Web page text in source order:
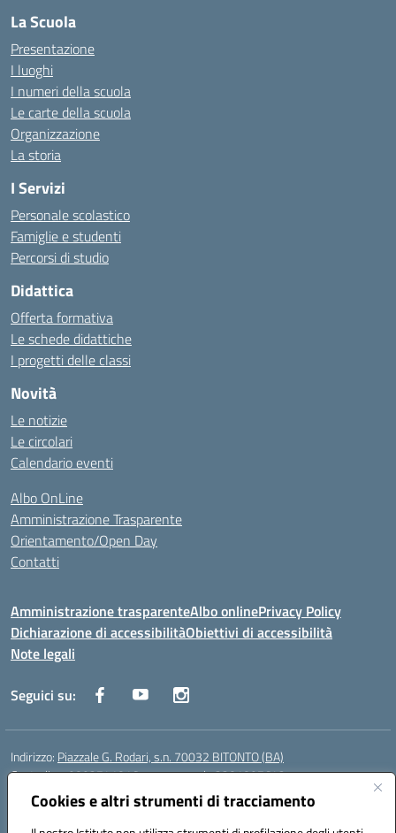
Cookies e altri strumenti di tracciamento
La Scuola
Presentazione
I luoghi
I numeri della scuola
Le carte della scuola
Organizzazione
La storia
I Servizi
Personale scolastico
Famiglie e studenti
Percorsi di studio
Didattica
Offerta formativa
Le schede didattiche
I progetti delle classi
Novità
Le notizie
Le circolari
Calendario eventi
Albo OnLine
Amministrazione Trasparente
Orientamento/Open Day
Contatti
Amministrazione trasparenteAlbo onlinePrivacy Policy
Dichiarazione di accessibilitàObiettivi di accessibilità
Note legali
Seguici su:
Indirizzo: Piazzale G. Rodari, s.n. 70032 BITONTO (BA)
Centralino:0803741816 - corso serale 3381807642
Email: BATD220004@istruzione.it
Posta elettronica certificata (PEC):batd220004@pec.istruzione.it